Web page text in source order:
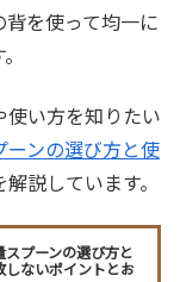
を使って均一に
い方を知りたい
ンの選び方と使
説しています。
プーンの選び方と
ないポイントとお